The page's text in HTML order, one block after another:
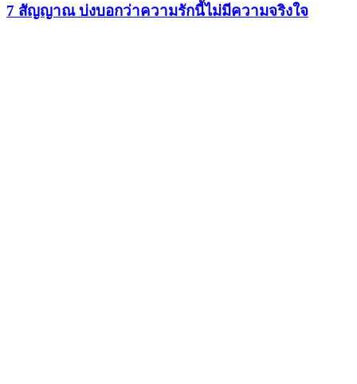
7 สัญญาณ บ่งบอกว่าความรักนี้ไม่มีความจริงใจ